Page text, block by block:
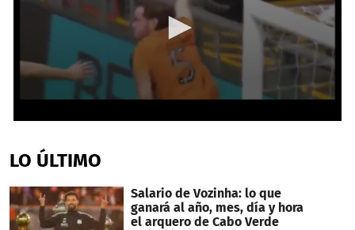
of
1
15
seconds
LO ÚLTIMO
Salario de Vozinha: lo que
ganará al año, mes, día y hora
el arquero de Cabo Verde